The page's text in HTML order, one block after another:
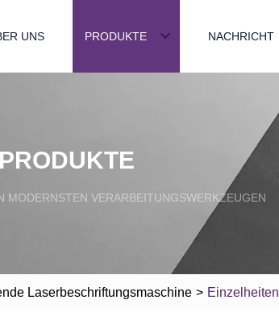
UNS PRODUKTE NACHRICHT
PRODUKTE
MODERNSTEN VERARBEITUNGSWERKZEUGEN
Laserbeschriftungsmaschine > Einzelheiten